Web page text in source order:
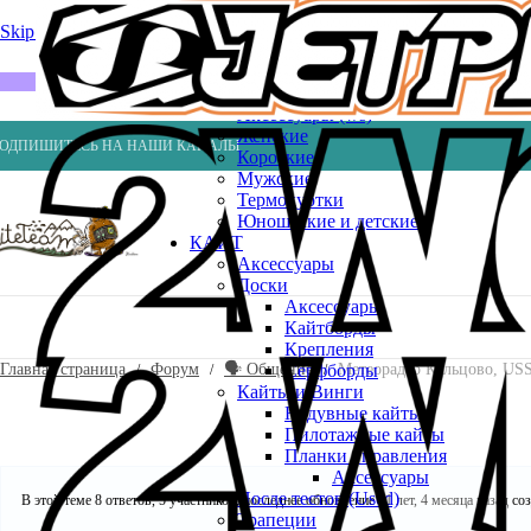
Skip to navigation Skip to main content
НА НАШИ КАНАЛЫ
Весла
Насосы
ВЕЙК
Шлемы
ГИДРОКОСТЮМЫ
Аксессуары (ws)
Женские
Короткие
Мужские
Термокуртки
Юношеские и детские
КАЙТ
Аксессуары
Доски
Аксессуары
Кайтборды
Крепления
Серфборды
Кайты и Винги
Надувные кайты
Пилотажные кайты
Планки управления
Аксессуары
После тестов (Used)
Трапеции
Главная страница Форум 🗣️ Общение Метеорадар Кольцово,
В этой теме 8 ответов, 5 участников, последнее обновление 11 лет, 4 месяца назад